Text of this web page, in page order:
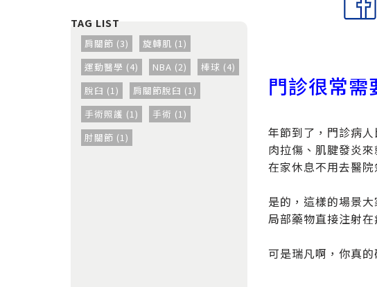
肩關節 (3)
旋轉肌 (1)
運動醫學 (4)
NBA (2)
棒球 (4)
脫臼 (1)
肩關節脫臼 (1)
手術照護 (1)
手術 (1)
肘關節 (1)
門診很常需
年節到了，門診病
肉拉傷、肌腱發炎
在家休息不用去醫
是的，這樣的場景
局部藥物直接注射
可是瑞凡啊，你真